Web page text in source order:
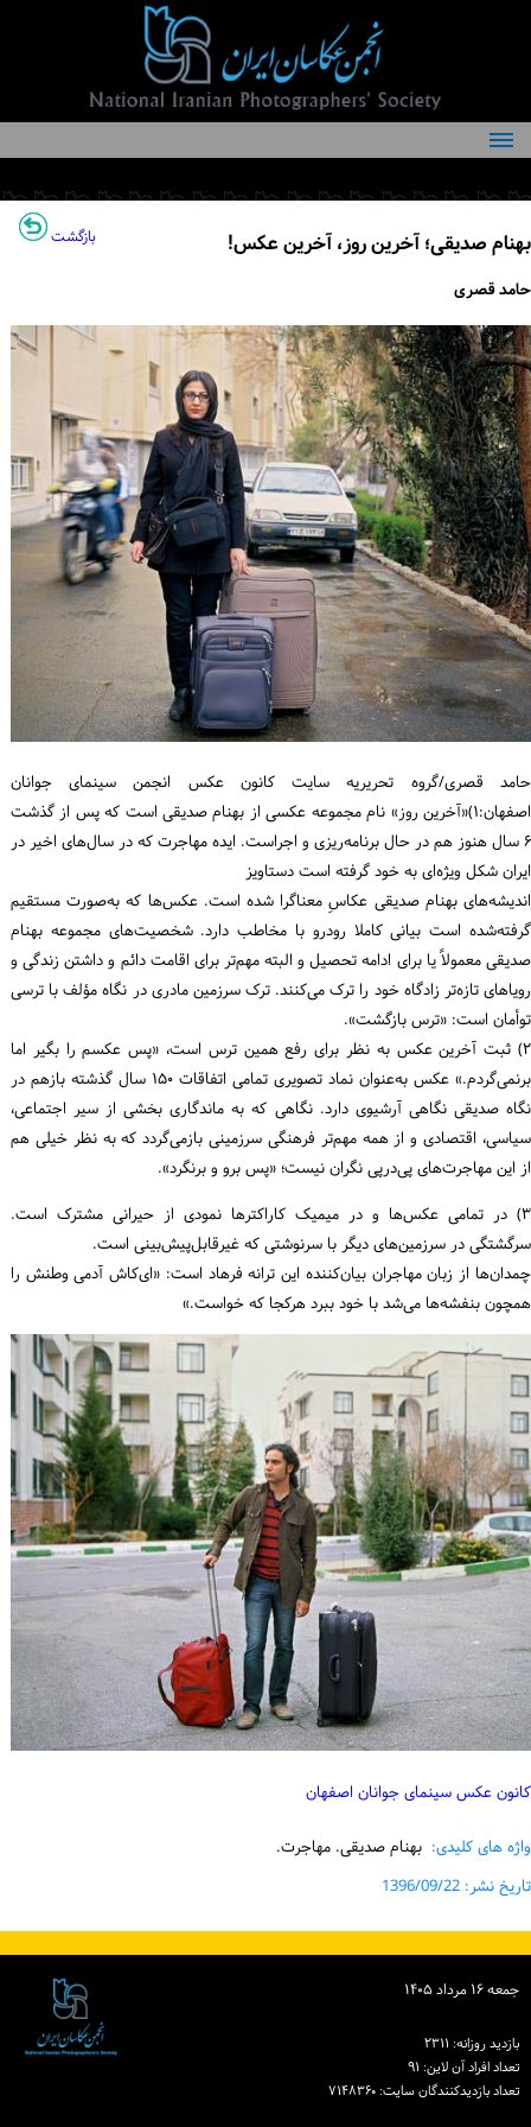
درباره انجمن
کمیته‌های انجمن
اعضاء انجمن
اخبار
مقالات
فعالیت‌های انجمن
تماس با ما
ورود / ثبت‌نام
خرید کتاب
بازگشت بهنام صدیقی؛ آخرین روز، آخرین عکس!
حامد قصری
حامد قصری/گروه تحریریه سایت کانون عکس انجمن سینمای جوانان
اصفهان:۱)«آخرین روز» نام مجموعه عکسی از بهنام صدیقی است که پس از گذشت
۶ سال هنوز هم در حال برنامه‌ریزی و اجراست. ایده مهاجرت که در سال‌های اخیر در
ایران شکل ویژه‌ای به خود گرفته است دستاویز
اندیشه‌های بهنام صدیقی عکاسِ معناگرا شده است. عکس‌ها که به‌صورت مستقیم
گرفته‌شده است بیانی کاملا رودرو با مخاطب دارد. شخصیت‌های مجموعه بهنام
صدیقی معمولاً یا برای ادامه تحصیل و البته مهم‌تر برای اقامت دائم و داشتن زندگی و
رویاهای تازه‌تر زادگاه خود را ترک می‌کنند. ترک سرزمین مادری در نگاه مؤلف با ترسی
توأمان است: «ترس بازگشت».
۲) ثبت آخرین عکس به نظر برای رفع همین ترس است، «پس عکسم را بگیر اما
برنمی‌گردم.» عکس به‌عنوان نماد تصویری تمامی اتفاقات ۱۵۰ سال گذشته بازهم در
نگاه صدیقی نگاهی آرشیوی دارد. نگاهی که به ماندگاری بخشی از سیر اجتماعی،
سیاسی، اقتصادی و از همه مهم‌تر فرهنگی سرزمینی بازمی‌گردد که به نظر خیلی هم
از این مهاجرت‌های پی‌درپی نگران نیست؛ «پس برو و برنگرد».
۳) در تمامی عکس‌ها و در میمیک کاراکترها نمودی از حیرانی مشترک است.
سرگشتگی در سرزمین‌های دیگر با سرنوشتی که غیرقابل‌پیش‌بینی است.
چمدان‌ها از زبان مهاجران بیان‌کننده این ترانه فرهاد است: «ای‌کاش آدمی وطنش را
همچون بنفشه‌ها می‌شد با خود ببرد هرکجا که خواست.»
کانون عکس سینمای جوانان اصفهان
واژه های کلیدی: بهنام صدیقی. مهاجرت.
تاریخ نشر: 1396/09/22
جمعه ۱۶ مرداد ۱۴۰۵
بازدید روزانه: ۲۳۱۱
تعداد افراد آن لاین: ۹۱
تعداد بازدیدكنندگان سایت: ۷۱۴۸۳۶۰